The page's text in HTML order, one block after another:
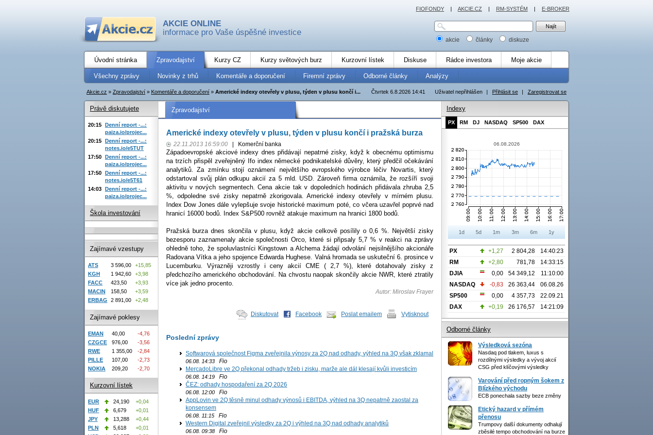
AKCIE ONLINE
informace pro Vaše úspěšné investice
akcie články diskuze
Úvodní stránka Zpravodajství Kurzy CZ Kurzy světových burz Kurzovní lístek Diskuse Rádce investora Moje akcie
Všechny zprávy Novinky z trhů Komentáře a doporučení Firemní zprávy Odborné články Analýzy
Uživatel nepřihlášen | Přihlásit se | Zaregistrovat se
Čtvrtek 6.8.2026 14:41
Akcie.cz » Zpravodajství » Komentáře a doporučení » Americké indexy otevřely v plusu, týden v plusu končí i...
Zpravodajství
Americké indexy otevřely v plusu, týden v plusu končí i pražská burza
22.11.2013 16:59:00 Komerční banka
Západoevropské akciové indexy dnes přidávají nepatrné zisky, když k obecnému optimismu
na trzích přispěl zveřejněný Ifo index německé podnikatelské důvěry, který předčil očekávání
analytiků. Za zmínku stojí oznámení největšího evropského výrobce léčiv Novartis, který
odstartoval svůj plán odkupu akcií za 5 mld. USD. Zároveň firma oznámila, že rozšíří svoji
aktivitu v nových segmentech. Cena akcie tak v dopoledních hodinách přidávala zhruba 2,5
%, odpoledne své zisky nepatrně zkorigovala. Americké indexy otevřely v mírném plusu.
Index Dow Jones dále vylepšuje svoje historické maximum poté, co včera uzavřel poprvé nad
hranicí 16000 bodů. Index S&P500 rovněž atakuje maximum na hranici 1800 bodů.
Pražská burza dnes skončila v plusu, když akcie celkově posílily o 0,6 %. Největší zisky
bezesporu zaznamenaly akcie společnosti Orco, které si připsaly 5,7 % v reakci na zprávy
ohledně toho, že spoluvlastníci Kingstown a Alchema žádají odvolání nejsilnějšího akcionáře
Radovana Vítka a jeho spojence Edwarda Hughese. Valná hromada se uskuteční 6. prosince v
Lucemburku. Výrazněji vzrostly i ceny akcií CME ( 2,7 %), které dotahovaly zisky z
předchozího amerického obchodování. Na chvostu naopak skončily akcie NWR, které ztratily
více jak jedno procento.
Autor: Miroslav Frayer
Diskutovat Facebook Poslat emailem Vytisknout
Poslední zprávy
Softwarová společnost Figma zveřejnila výnosy za 2Q nad odhady, výhled na 3Q však zklamal
06.08. 14:33 Fio
MercadoLibre ve 2Q překonal odhady tržeb i zisku, marže ale dál klesají kvůli investicím
06.08. 14:19 Fio
ČEZ: odhady hospodaření za 2Q 2026
06.08. 12:00 Fio
AppLovin ve 2Q těsně minul odhady výnosů i EBITDA, výhled na 3Q nepatrně zaostal za
konsensem
06.08. 11:15 Fio
Western Digital zveřejnil výsledky za 2Q i výhled na 3Q nad odhady analytiků
06.08. 09:38 Fio
Právě diskutujete
20:15 Denní report -...:
paiza.io/projec...
20:15 Denní report -...:
notes.io/e5TUT
17:50 Denní report -...:
paiza.io/projec...
17:50 Denní report -...:
notes.io/e5T61
14:03 Denní report -...:
paiza.io/projec...
Škola investování
Zajímavé vzestupy
ATS 3 596,00
+15,85
KGH
1 942,60
+3,98
FACC
423,50
+3,93
MACIN
158,50
+3,59
ERBAG
2 891,00 +2,48
Zajímavé poklesy
EMAN 40,00
-4,76
CZGCE
976,00
-3,56
RWE
1 355,00
-2,84
PILLE
107,00
-2,73
NOKIA
209,20 -2,70
Kurzovní lístek
EUR 24,190
+0,04
HUF
6,679
+0,01
JPY
13,288
+0,44
PLN
5,618
+0,01
Indexy
PX RM DJ NASDAQ SP500 DAX
06.08.2026
1d 5d 1m 3m 6m 1y
PX +1,27 2 804,28
14:40:23
RM
+2,80 781,78
14:33:15
DJIA
0,00 54 349,12
11:10:00
NASDAQ
-0,83 26 363,44
06.08.26
SP500
0,00 4 357,73
22.09.21
DAX
+0,19 26 176,57 14:21:09
Odborné články
Výsledková sezóna
Nasdaq pod tlakem, luxus s
rozdílnými výsledky a vývoj akcií
CSG před klíčovými výsledky
Varování před ropným šokem z
Blízkého východu
ECB ponechala sazby beze změny
Etický hazard v přímém
přenosu
Trumpovy další dokumenty odhalují
zběsilé tempo obchodování na burze
FIOFONDY | AKCIE.CZ | RM-SYSTÉM | E-BROKER